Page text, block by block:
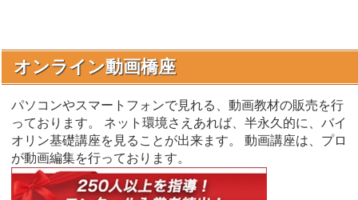
オンライン動画橋座
パソコンやスマートフォンで見れる、動画教材の販売を行
っております。 ネット環境さえあれば、半永久的に、バイ
オリン基礎講座を見ることが出来ます。 動画講座は、プロ
が動画編集を行っております。